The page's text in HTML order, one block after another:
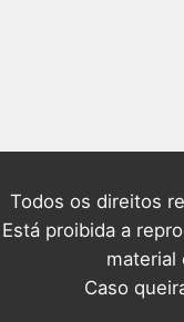
Todos os direitos
Está proibida a
material
Caso